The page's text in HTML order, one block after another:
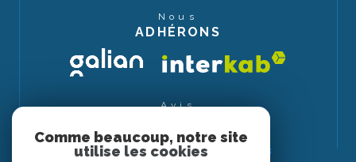
Nous
ADHÉRONS
Avis
Comme beaucoup, notre site
utilise les cookies